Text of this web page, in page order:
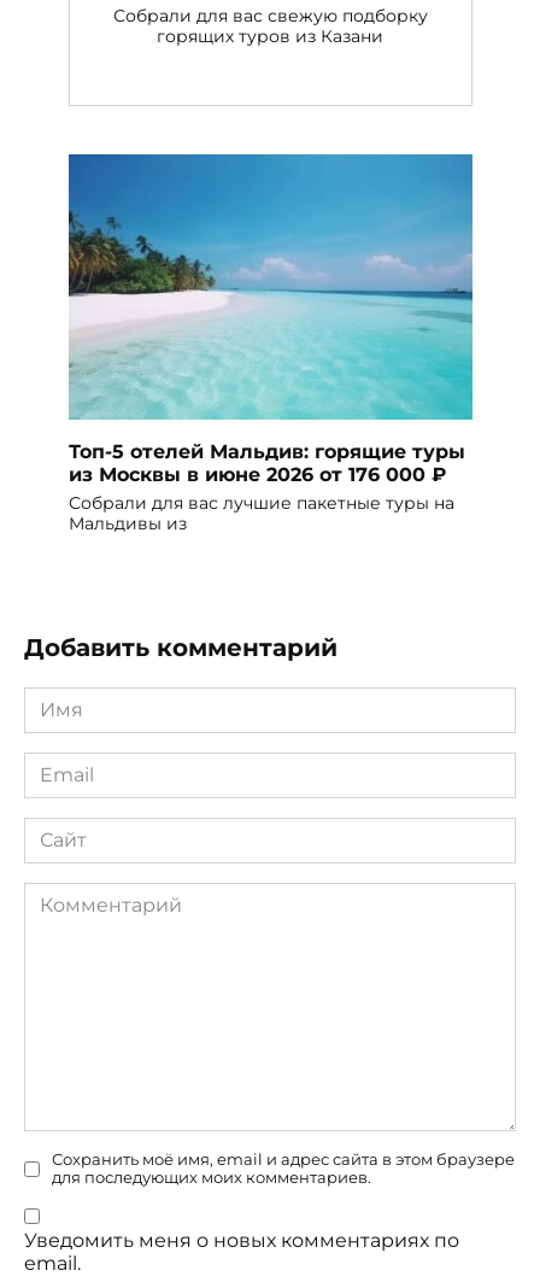
Собрали для вас свежую подборку
горящих туров из Казани
Топ-5 отелей Мальдив: горящие туры
из Москвы в июне 2026 от 176 000 ₽
Собрали для вас лучшие пакетные туры на
Мальдивы из
Добавить комментарий
Имя
Email
Сайт
Комментарий
Сохранить моё имя, email и адрес сайта в этом браузере
для последующих моих комментариев.
Уведомить меня о новых комментариях по
email.